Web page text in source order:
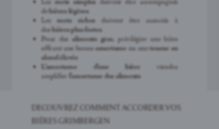
Lesmets simples doivent être accompagnés
debières légères
Lesmets riches doivent être associés à
desbières plus fortes
Pour des aliments gras, privilégier une bière
offrant une bonne amertume ou uneteneur en
alcool élevée
L’amertume d’une bière viendra
amplifier l’amertume des aliments
DECOUVREZ COMMENT ACCORDER VOS
BIÈRES GRIMBERGEN